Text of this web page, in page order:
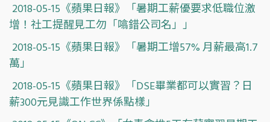
2018-05-15《蘋果日報》「暑期工薪優要求低職位激
增！社工提醒見工勿「噏錯公司名」」
2018-05-15《蘋果日報》「暑期工增57% 月薪最高1.7
萬」
2018-05-15《蘋果日報》「DSE畢業都可以實習？日
薪300元見識工作世界係點樣」